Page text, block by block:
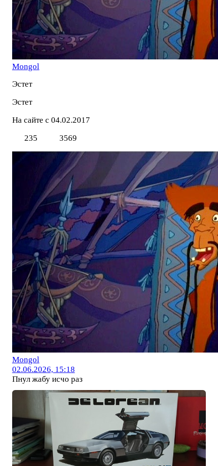
Mоngol
Эстет
Эстет
На сайте с 04.02.2017
235
3569
Mоngol
02.06.2026, 15:18
Пнул жабу исчо раз